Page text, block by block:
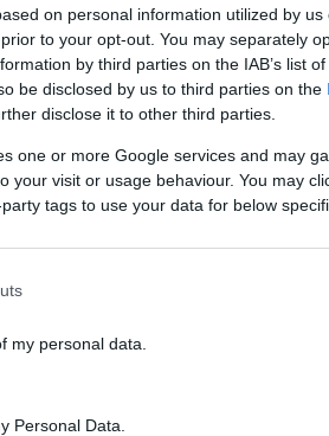
on personal information utilized by us
to your opt-out. You may separately
by third parties on the IAB’s list
be disclosed by us to third parties on the
disclose it to other third parties.
one or more Google services and may
your visit or usage behaviour. You may
tags to use your data for below
my personal data.
Personal Data.
Ομάδα
Flash.gr